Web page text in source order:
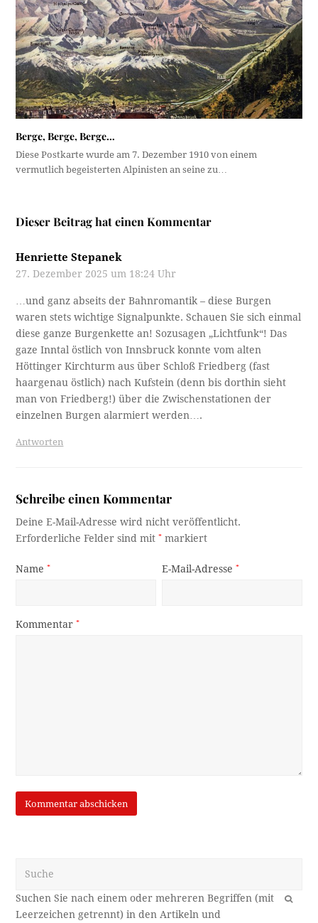
Berge, Berge, Berge…
Diese Postkarte wurde am 7. Dezember 1910 von einem
vermutlich begeisterten Alpinisten an seine zu…
Dieser Beitrag hat einen Kommentar
Henriette Stepanek
27. Dezember 2025 um 18:24 Uhr
…und ganz abseits der Bahnromantik – diese Burgen
waren stets wichtige Signalpunkte. Schauen Sie sich einmal
diese ganze Burgenkette an! Sozusagen „Lichtfunk“! Das
gaze Inntal östlich von Innsbruck konnte vom alten
Höttinger Kirchturm aus über Schloß Friedberg (fast
haargenau östlich) nach Kufstein (denn bis dorthin sieht
man von Friedberg!) über die Zwischenstationen der
einzelnen Burgen alarmiert werden….
Antworten
Schreibe einen Kommentar
Deine E-Mail-Adresse wird nicht veröffentlicht.
Erforderliche Felder sind mit* markiert
Name* E-Mail-Adresse*
Kommentar*
OK